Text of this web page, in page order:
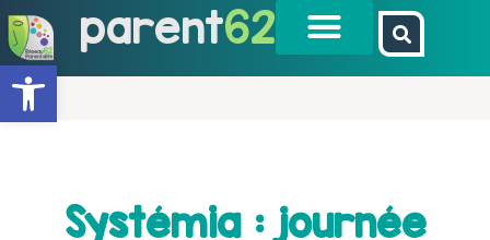
Ouvrir la barre d’outils
parent62
Systémia : journée